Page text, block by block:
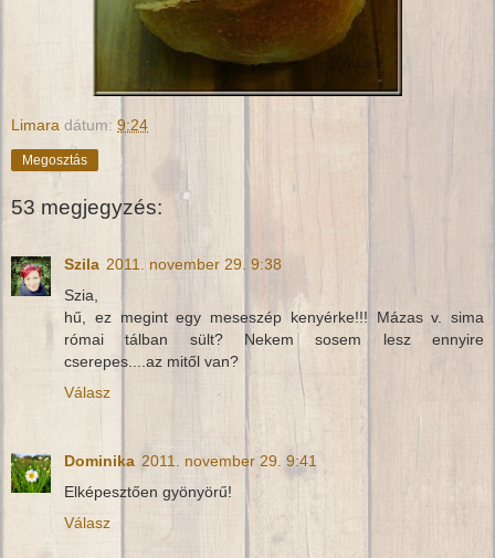
Limara dátum: 9:24
Megosztás
53 megjegyzés:
Szila 2011. november 29. 9:38
Szia,
hű, ez megint egy meseszép kenyérke!!! Mázas v. sima
római tálban sült? Nekem sosem lesz ennyire
cserepes....az mitől van?
Válasz
Dominika 2011. november 29. 9:41
Elképesztően gyönyörű!
Válasz